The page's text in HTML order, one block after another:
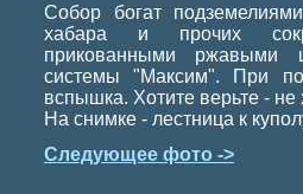
Собор богат
хабара и прочих
прикованными ржавыми
системы "Максим". При
вспышка. Хотите верьте - не
На снимке - лестница к
Следующее фото ->